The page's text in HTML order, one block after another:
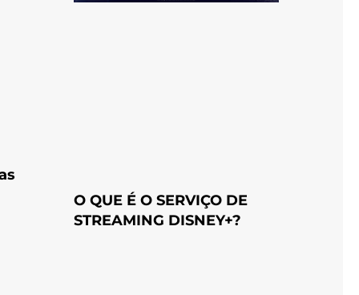
O QUE É O SERVIÇO DE
STREAMING DISNEY+?